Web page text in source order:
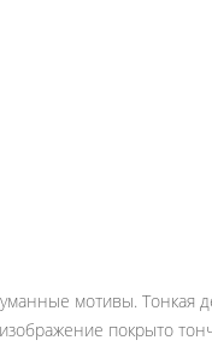
мотивы. Тонкая
покрыто